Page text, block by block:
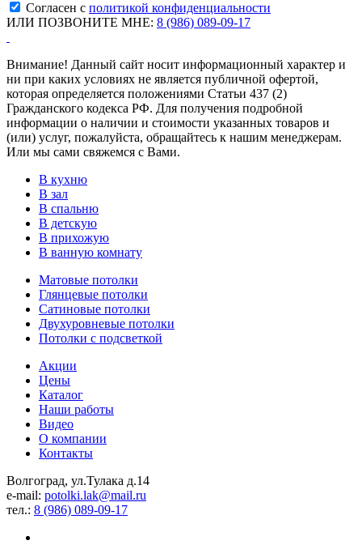
Согласен с политикой конфиденциальности
ИЛИ ПОЗВОНИТЕ МНЕ: 8 (986) 089-09-17
Внимание! Данный сайт носит информационный характер и
ни при каких условиях не является публичной офертой,
которая определяется положениями Статьи 437 (2)
Гражданского кодекса РФ. Для получения подробной
информации о наличии и стоимости указанных товаров и
(или) услуг, пожалуйста, обращайтесь к нашим менеджерам.
Или мы сами свяжемся с Вами.
В кухню
В зал
В спальню
В детскую
В прихожую
В ванную комнату
Матовые потолки
Глянцевые потолки
Сатиновые потолки
Двухуровневые потолки
Потолки с подсветкой
Акции
Цены
Каталог
Наши работы
Видео
О компании
Контакты
Волгоград, ул.Тулака д.14
e-mail: potolki.lak@mail.ru
тел.: 8 (986) 089-09-17